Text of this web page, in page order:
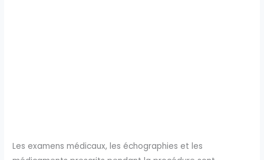
Les examens médicaux, les échographies et les